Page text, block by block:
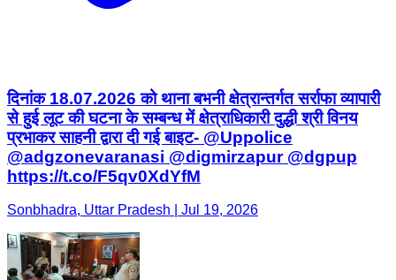
दिनांक 18.07.2026 को थाना बभनी क्षेत्रान्तर्गत सर्राफा व्यापारी
से हुई लूट की घटना के सम्बन्ध में क्षेत्राधिकारी दुद्धी श्री विनय
प्रभाकर साहनी द्वारा दी गई बाइट- @Uppolice
@adgzonevaranasi @digmirzapur @dgpup
https://t.co/F5qv0XdYfM
Sonbhadra, Uttar Pradesh | Jul 19, 2026